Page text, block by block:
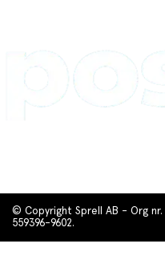
© Copyright Sprell AB - Org nr.
559396-9602.